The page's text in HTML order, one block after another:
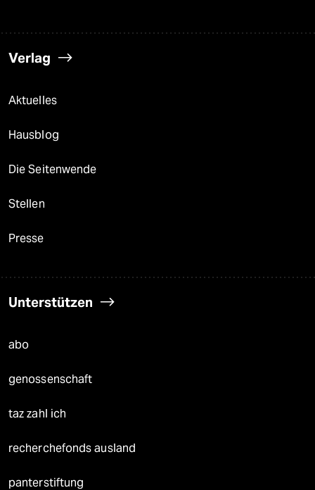
Verlag
Aktuelles
Hausblog
Die Seitenwende
Stellen
Presse
Unterstützen
abo
genossenschaft
taz zahl ich
recherchefonds ausland
panterstiftung